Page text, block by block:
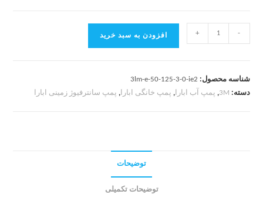
-
+ افزودن به سبد خرید
شناسه محصول: 3lm-e-50-125-3-0-ie2
دسته: 3M
, پمپ آب ابارا, پمپ خانگی ابارا, پمپ سانترفیوژ زمینی ابارا
توضیحات
توضیحات تکمیلی